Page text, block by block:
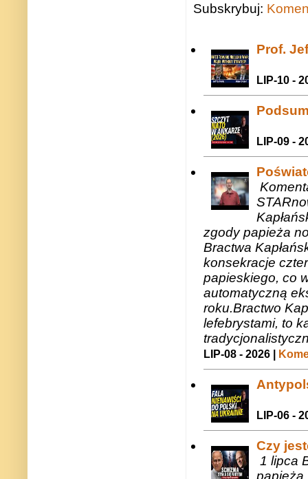
Subskrybuj:
Prof.
LIP-10 -
LIP-09 -
zgody papieża
Bractwa
konsekracje
papieskiego, co
automatyczną
roku.Bractwo
lefebrystami, to
LIP-08 - 2026 |
LIP-06 -
Czy
1 lipca